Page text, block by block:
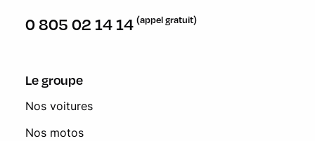
0 805 02 14 14 (appel gratuit)
Le groupe
Nos voitures
Nos motos